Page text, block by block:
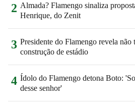
2 Almada? Flamengo sinaliza
Henrique, do Zenit
3 Presidente do Flamengo revela não
construção de estádio
4 Ídolo do Flamengo detona Boto:
desse senhor'